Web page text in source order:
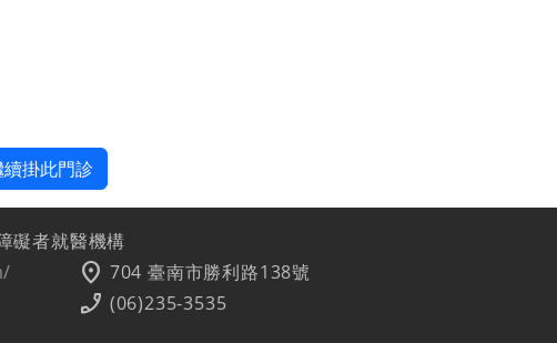
掛此門診
礙者就醫機構
location_on 704 臺南市勝利路138號
phone_enabled (06)235-3535